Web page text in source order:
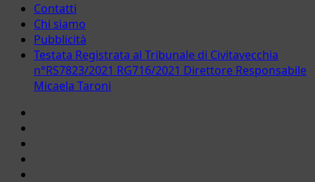
Contatti
Chi siamo
Pubblicità
Testata Registrata al Tribunale di Civitavecchia
n°RS7823/2021 RG716/2021 Direttore Responsabile
Micaela Taroni